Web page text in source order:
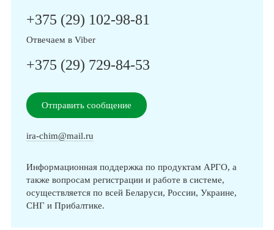
+375 (29) 102-98-81
Отвечаем в Viber
+375 (29) 729-84-53
Отправить сообщение
ira-chim@mail.ru
Информационная поддержка по продуктам АРГО, а
также вопросам регистрации и работе в системе,
осуществляется по всей Беларуси, России, Украине,
СНГ и Прибалтике.